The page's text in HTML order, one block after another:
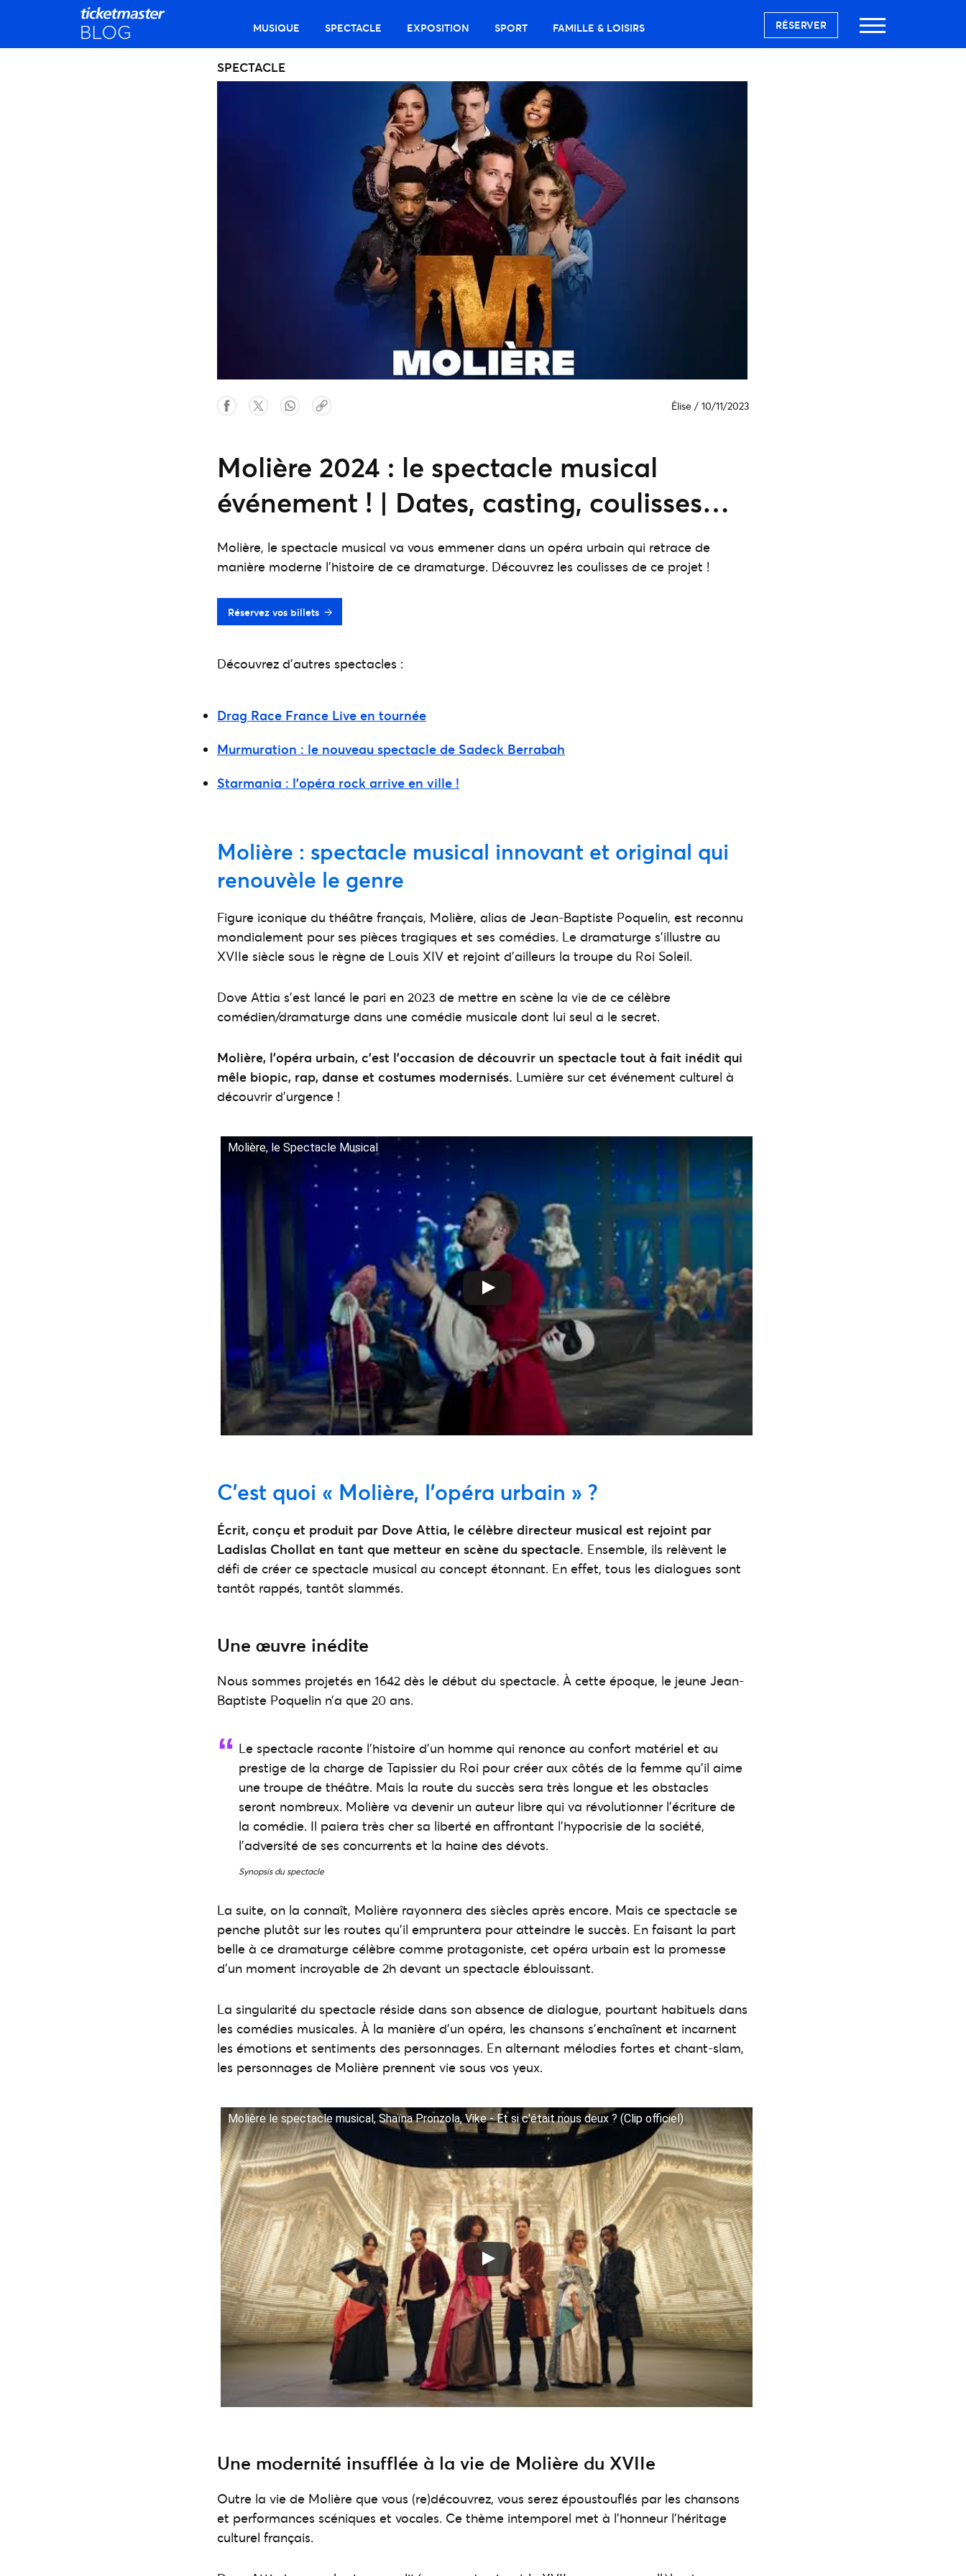
MUSIQUE SPECTACLE EXPOSITION SPORT FAMILLE & LOISIRS RÉSERVER
SPECTACLE
Élise / 10/11/2023
Molière 2024 : le spectacle musical
événement ! | Dates, casting, coulisses…
Molière, le spectacle musical va vous emmener dans un opéra urbain qui retrace de
manière moderne l'histoire de ce dramaturge. Découvrez les coulisses de ce projet !
Réservez vos billets
Découvrez d’autres spectacles :
Drag Race France Live en tournée
Murmuration : le nouveau spectacle de Sadeck Berrabah
Starmania : l’opéra rock arrive en ville !
Molière : spectacle musical innovant et original qui
renouvèle le genre
Figure iconique du théâtre français, Molière, alias de Jean-Baptiste Poquelin, est reconnu
mondialement pour ses pièces tragiques et ses comédies. Le dramaturge s’illustre au
XVIIe siècle sous le règne de Louis XIV et rejoint d’ailleurs la troupe du Roi Soleil.
Dove Attia s’est lancé le pari en 2023 de mettre en scène la vie de ce célèbre
comédien/dramaturge dans une comédie musicale dont lui seul a le secret.
Molière, l’opéra urbain, c’est l’occasion de découvrir un spectacle tout à fait inédit qui
mêle biopic, rap, danse et costumes modernisés. Lumière sur cet événement culturel à
découvrir d’urgence !
Molière, le Spectacle Musical
C’est quoi « Molière, l’opéra urbain » ?
Écrit, conçu et produit par Dove Attia, le célèbre directeur musical est rejoint par
Ladislas Chollat en tant que metteur en scène du spectacle. Ensemble, ils relèvent le
défi de créer ce spectacle musical au concept étonnant. En effet, tous les dialogues sont
tantôt rappés, tantôt slammés.
Une œuvre inédite
Nous sommes projetés en 1642 dès le début du spectacle. À cette époque, le jeune Jean-
Baptiste Poquelin n’a que 20 ans.
Le spectacle raconte l’histoire d’un homme qui renonce au confort matériel et au
prestige de la charge de Tapissier du Roi pour créer aux côtés de la femme qu’il aime
une troupe de théâtre. Mais la route du succès sera très longue et les obstacles
seront nombreux. Molière va devenir un auteur libre qui va révolutionner l’écriture de
la comédie. Il paiera très cher sa liberté en affrontant l’hypocrisie de la société,
l’adversité de ses concurrents et la haine des dévots.
Synopsis du spectacle
La suite, on la connaît, Molière rayonnera des siècles après encore. Mais ce spectacle se
penche plutôt sur les routes qu’il empruntera pour atteindre le succès. En faisant la part
belle à ce dramaturge célèbre comme protagoniste, cet opéra urbain est la promesse
d’un moment incroyable de 2h devant un spectacle éblouissant.
La singularité du spectacle réside dans son absence de dialogue, pourtant habituels dans
les comédies musicales. À la manière d’un opéra, les chansons s’enchaînent et incarnent
les émotions et sentiments des personnages. En alternant mélodies fortes et chant-slam,
les personnages de Molière prennent vie sous vos yeux.
Molière le spectacle musical, Shaïna Pronzola, Vike - Et si c'était nous deux ? (Clip officiel)
Une modernité insufflée à la vie de Molière du XVIIe
Outre la vie de Molière que vous (re)découvrez, vous serez époustouflés par les chansons
et performances scéniques et vocales. Ce thème intemporel met à l’honneur l’héritage
culturel français.